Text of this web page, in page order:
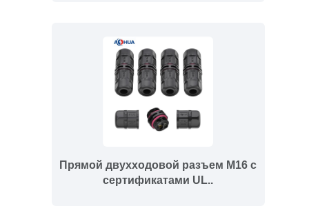
Прямой двухходовой разъем M16 с
сертификатами UL..